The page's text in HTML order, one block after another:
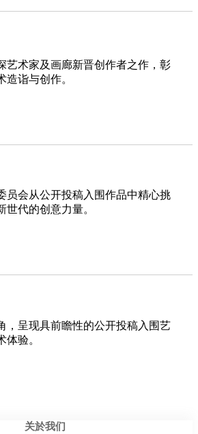
艺术家及画廊新晋创作者之作，彰
造诣与创作。
员会从公开投稿入围作品中精心挑
代的创意力量。
，呈现具前瞻性的公开投稿入围艺
验。
关於我们